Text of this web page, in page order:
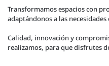
Transformamos espacios con
adaptándonos a las necesidades
Calidad, innovación y
realizamos, para que disfrutes